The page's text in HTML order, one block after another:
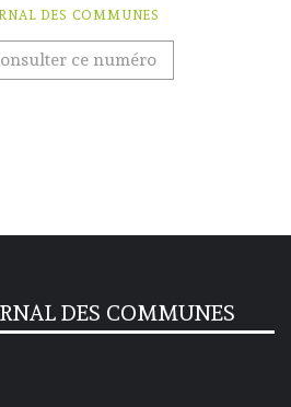
DES COMMUNES
ce numéro
DES COMMUNES